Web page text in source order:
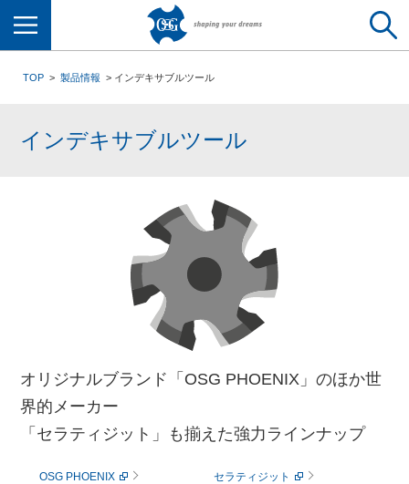
TOP 製品情報 インデキサブルツール
インデキサブルツール
オリジナルブランド「OSG PHOENIX」のほか世
界的メーカー
「セラティジット」も揃えた強力ラインナップ
OSG PHOENIX
セラティジット